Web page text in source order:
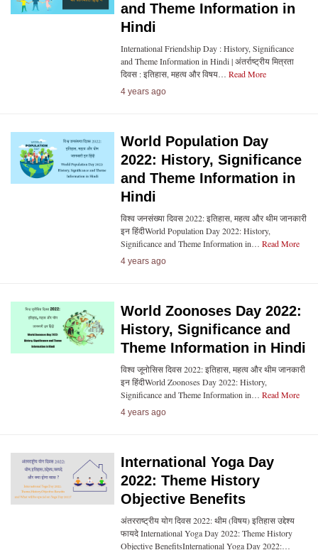
and Theme Information in
Hindi
International Friendship Day : History, Significance
and Theme Information in Hindi | अंतर्राष्ट्रीय मित्रता
दिवस : इतिहास, महत्व और विषय… Read More
4 years ago
World Population Day
2022: History, Significance
and Theme Information in
Hindi
विश्व जनसंख्या दिवस 2022: इतिहास, महत्व और थीम जानकारी
इन हिंदीWorld Population Day 2022: History,
Significance and Theme Information in… Read More
4 years ago
World Zoonoses Day 2022:
History, Significance and
Theme Information in Hindi
विश्व जूनोसिस दिवस 2022: इतिहास, महत्व और थीम जानकारी
इन हिंदीWorld Zoonoses Day 2022: History,
Significance and Theme Information in… Read More
4 years ago
International Yoga Day
2022: Theme History
Objective Benefits
अंतरराष्ट्रीय योग दिवस 2022: थीम (विषय) इतिहास उद्देश्य
फायदे International Yoga Day 2022: Theme History
Objective BenefitsInternational Yoga Day 2022:…